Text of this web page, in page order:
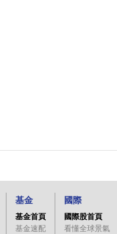
基金
基金首頁
基金速配
國際
國際股首頁
看懂全球景氣